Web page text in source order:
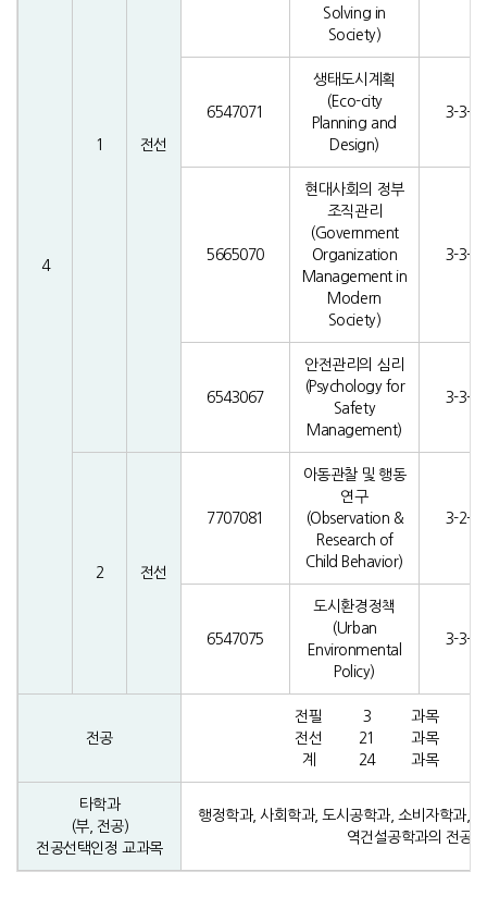
4
1 전선
Solving in
Society)
6547071
생태도시계획
(Eco-city
Planning and
Design)
3-3-0
5665070
현대사회의 정부
조직관리
(Government
Organization
Management in
Modern
Society)
3-3-0
6543067
안전관리의 심리
(Psychology for
Safety
Management)
3-3-0
2 전선
7707081
아동관찰 및 행동
연구
(Observation &
Research of
Child Behavior)
3-2-2
6547075
도시환경정책
(Urban
Environmental
Policy)
3-3-0
전공
전필
전선
계
3
21
24
과목
과목
과목
타학과
(부, 전공)
전공선택인정 교과목
행정학과, 사회학과, 도시공학과, 소비자학과,
역건설공학과의 전공